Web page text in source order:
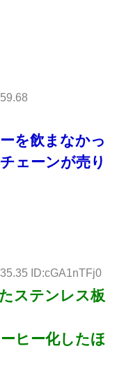
を飲まなかっ
ェーンが売り
ID:cGA1nTFj0
ステンレス板
ヒー化したほ